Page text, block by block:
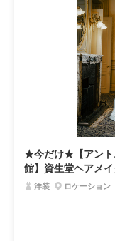
★今だけ★【アント
館】資生堂ヘアメ
取扱い》8月限定価格
洋装 ロケーション